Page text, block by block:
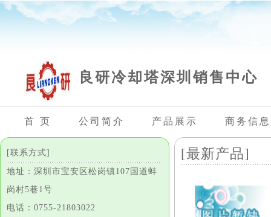
良研冷却塔深圳销售中心
首 页 公司简介 产品展示 商务信息
[联系方式]
地址：深圳市宝安区松岗镇107国道蚌
岗村5巷1号
电话：0755-21803022
[最新产品]